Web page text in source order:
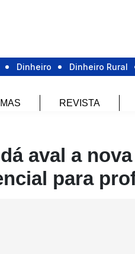
Dinheiro Dinheiro Rural
REVISTA
aval a
para